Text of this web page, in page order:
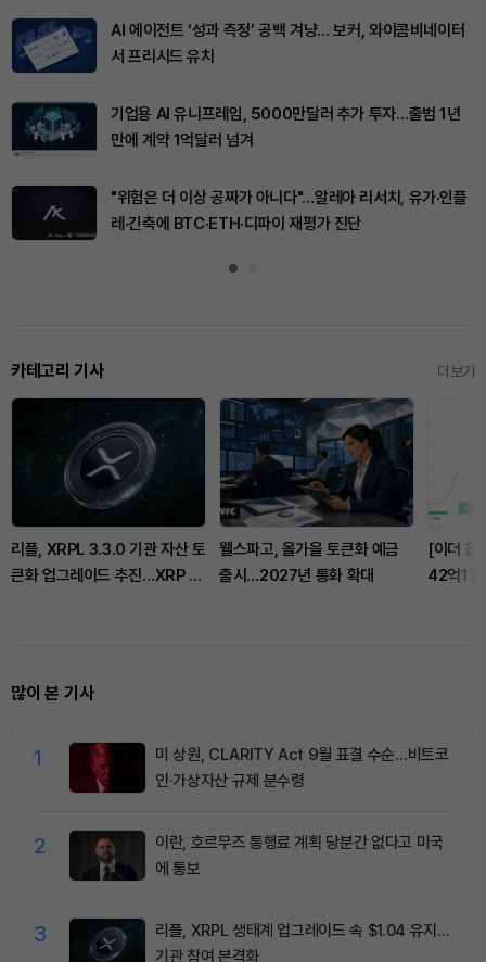
AI 에이전트 ‘성과 측정’ 공백 겨냥… 보커, 와이콤비네이터
서 프리시드 유치
기업용 AI 유니프레임, 5000만달러 추가 투자…출범 1년
만에 계약 1억달러 넘겨
"위험은 더 이상 공짜가 아니다"…알레아 리서치, 유가·인플
레·긴축에 BTC·ETH·디파이 재평가 진단
카테고리 기사 더보기
리플, XRPL 3.3.0 기관 자산 토
큰화 업그레이드 추진…XRP 가
웰스파고, 올가을 토큰화 예금
출시…2027년 통화 확대
[이더 옵
42억
많이 본 기사
1
미 상원, CLARITY Act 9월 표결 수순…비트코
인·가상자산 규제 분수령
2
이란, 호르무즈 통행료 계획 당분간 없다고 미국
에 통보
3
리플, XRPL 생태계 업그레이드 속 $1.04 유지…
기관 참여 본격화